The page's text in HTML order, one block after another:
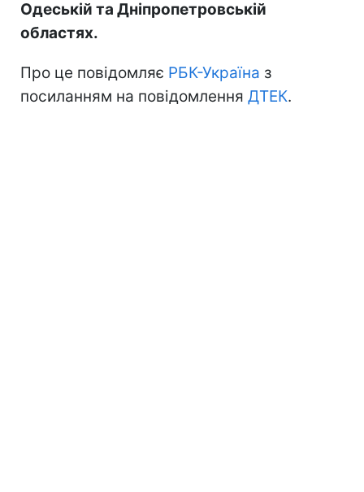
Одеській та Дніпропетровській
областях.
Про це повідомляє РБК-Україна з
посиланням на повідомлення ДТЕК.